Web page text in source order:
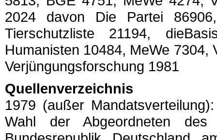
2024 davon Die Partei
Tierschutzliste 21194,
Humanisten 10484, MeWe 7304,
Verjüngungsforschung 1981
Quellenverzeichnis
1979 (außer
Wahl der Abgeordneten des